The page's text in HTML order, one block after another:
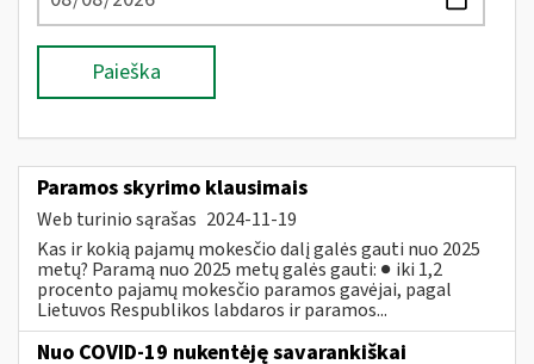
Paieška
Paramos skyrimo klausimais
Web turinio sąrašas 2024-11-19
Kas ir kokią pajamų mokesčio dalį galės gauti nuo 2025
metų? Paramą nuo 2025 metų galės gauti: ● iki 1,2
procento pajamų mokesčio paramos gavėjai, pagal
Lietuvos Respublikos labdaros ir paramos...
Nuo COVID-19 nukentėję savarankiškai